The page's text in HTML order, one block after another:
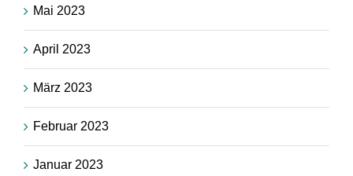
Mai 2023
April 2023
März 2023
Februar 2023
Januar 2023